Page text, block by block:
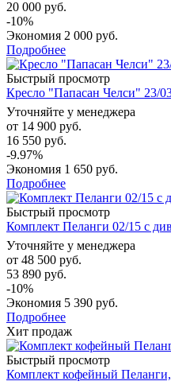
20 000 руб.
-10%
Экономия 2 000 руб.
Подробнее
Быстрый просмотр
Кресло "Папасан Челси" 23/
Уточняйте у менеджера
от 14 900 руб.
16 550 руб.
-9.97%
Экономия 1 650 руб.
Подробнее
Быстрый просмотр
Комплект Пеланги 02/15 с
Уточняйте у менеджера
от 48 500 руб.
53 890 руб.
-10%
Экономия 5 390 руб.
Подробнее
Хит продаж
Быстрый просмотр
Комплект кофейный